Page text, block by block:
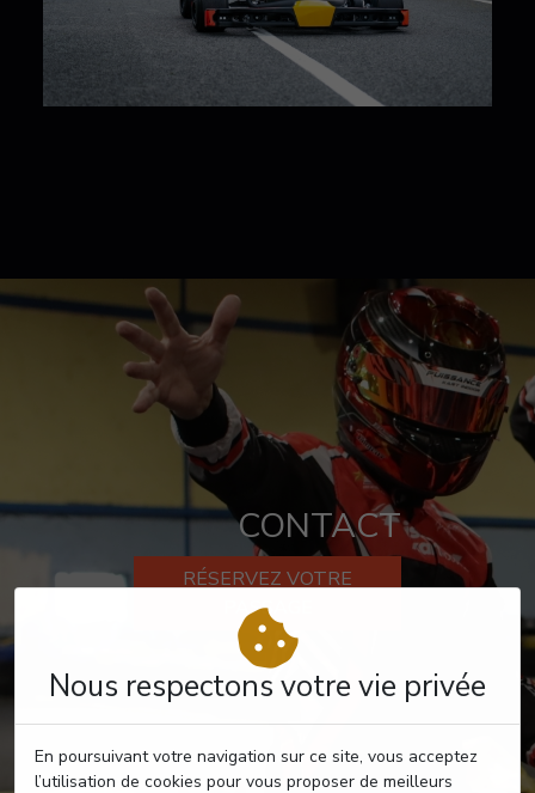
Nous respectons votre vie privée
En poursuivant votre navigation sur ce site, vous acceptez
l’utilisation de cookies pour vous proposer de meilleurs
CONTACT
RÉSERVEZ VOTRE
PASSAGE